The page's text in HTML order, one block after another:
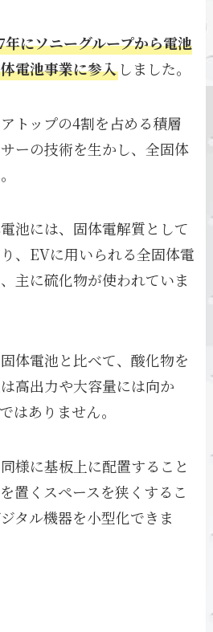
年にソニーグループから電池
電池事業に参入 しました。
トップの4割を占める積層
ーの技術を生かし、全固体
池には、固体電解質として
、EVに用いられる全固体電
主に硫化物が使われていま
体電池と比べて、酸化物を
高出力や大容量には向か
はありません。
様に基板上に配置すること
置くスペースを狭くするこ
タル機器を小型化できま